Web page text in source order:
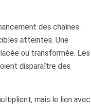
des chaînes.
atteintes. Une
ou transformée. Les
disparaître des
mais le lien avec